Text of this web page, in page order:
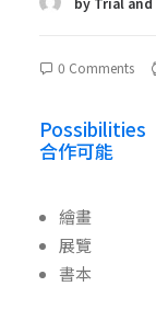
0 Comments
Possibilities
合作可能
繪畫
展覽
書本